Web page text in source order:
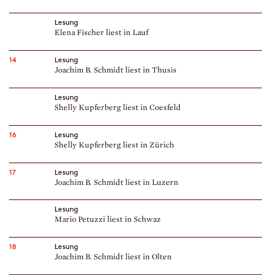
Lesung
Elena Fischer liest in Lauf
14
Lesung
Joachim B. Schmidt liest in Thusis
Lesung
Shelly Kupferberg liest in Coesfeld
16
Lesung
Shelly Kupferberg liest in Zürich
17
Lesung
Joachim B. Schmidt liest in Luzern
Lesung
Mario Petuzzi liest in Schwaz
18
Lesung
Joachim B. Schmidt liest in Olten